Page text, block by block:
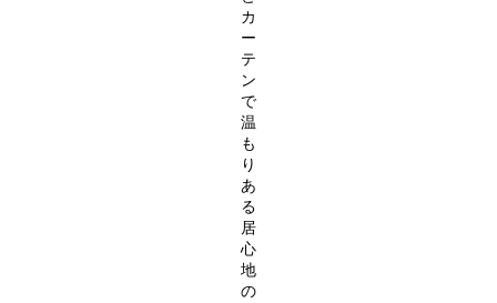
カ
ー
テ
ン
で
温
も
り
あ
る
居
心
地
の